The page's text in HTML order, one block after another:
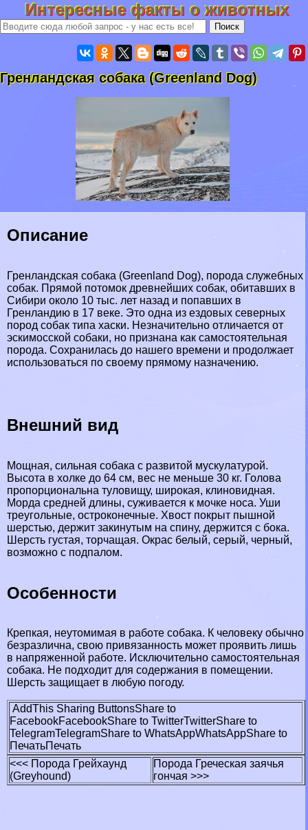
Интересные факты о животных
Гренландская собака (Greenland Dog)
Описание
Гренландская собака (Greenland Dog), порода служебных
собак. Прямой потомок древнейших собак, обитавших в
Сибири около 10 тыс. лет назад и попавших в
Гренландию в 17 веке. Это одна из ездовых северных
пород собак типа хаски. Незначительно отличается от
эскимосской собаки, но признана как самостоятельная
порода. Сохранилась до нашего времени и продолжает
использоваться по своему прямому назначению.
Внешний вид
Мощная, сильная собака с развитой мускулатурой.
Высота в холке до 64 см, вес не меньше 30 кг. Голова
пропорциональна туловищу, широкая, клиновидная.
Морда средней длины, суживается к мочке носа. Уши
треугольные, остроконечные. Хвост покрыт пышной
шерстью, держит закинутым на спину, держится с бока.
Шерсть густая, торчащая. Окрас белый, серый, черный,
возможно с подпалом.
Особенности
Крепкая, неутомимая в работе собака. К человеку обычно
безразлична, свою привязанность может проявить лишь
в напряженной работе. Исключительно самостоятельная
собака. Не подходит для содержания в помещении.
Шерсть защищает в любую погоду.
AddThis Sharing ButtonsShare to
FacebookFacebookShare to TwitterTwitterShare to
TelegramTelegramShare to WhatsAppWhatsAppShare to
ПечатьПечать
<<< Порода Грейхаунд
(Greyhound)
Порода Греческая заячья
гончая >>>